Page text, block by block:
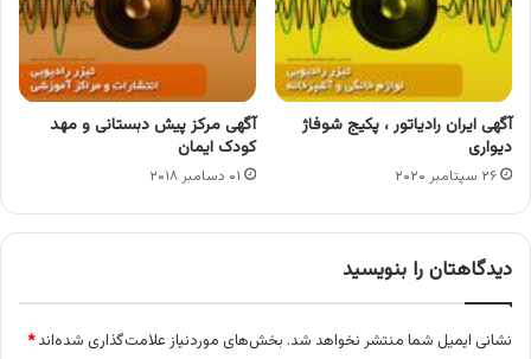
آگهی ایران رادیاتور ، پکیج شوفاژ
دیواری
۲۶ سپتامبر ۲۰۲۰
آگهی مرکز پیش دبستانی و مهد
کودک ایمان
۰۱ دسامبر ۲۰۱۸
دیدگاهتان را بنویسید
نشانی ایمیل شما منتشر نخواهد شد. بخش‌های موردنیاز علامت‌گذاری شده‌اند*